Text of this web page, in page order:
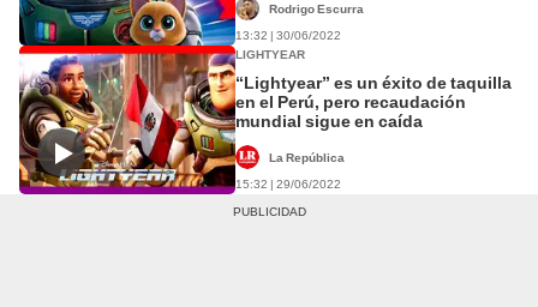
Rodrigo Escurra
13:32 | 30/06/2022
LIGHTYEAR
“Lightyear” es un éxito de taquilla
en el Perú, pero recaudación
mundial sigue en caída
La República
15:32 | 29/06/2022